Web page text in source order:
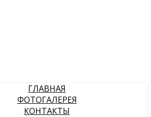
ГЛАВНАЯ
ФОТОГАЛЕРЕЯ
КОНТАКТЫ